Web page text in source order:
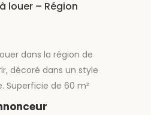
louer – Région
dans la région de
décoré dans un style
Superficie de 60 m²
un